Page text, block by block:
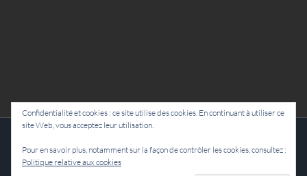
Confidentialité et cookies : ce site utilise des cookies. En continuant à utiliser ce
site Web, vous acceptez leur utilisation.
Pour en savoir plus, notamment sur la façon de contrôler les cookies, consultez :
Politique relative aux cookies